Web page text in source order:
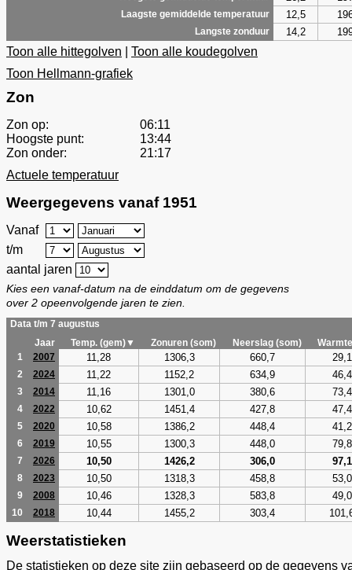
Laagste gemiddelde temperatuur 12,5
Langste zonduur 14,2
Toon alle hittegolven
Toon alle koudegolven
Toon Hellmann-grafiek
Zon
Zon op:
06:11
Hoogste punt:
13:44
Zon onder:
21:17
Actuele temperatuur
Weergegevens vanaf 1951
Vanaf
t/m
aantal jaren
Kies een vanaf-datum na de einddatum om de gegevens
over 2 opeenvolgende jaren te zien.
Data t/m 7 augustus
Jaar
Temp. (gem)▼ Zonuren (som) Neerslag (som)
1
2007 11,28 1306,3 660,7 29,1
2 2024 11,22 1152,2 634,9 46,4
3 2014 11,16 1301,0 380,6 73,4
4 2022 10,62 1451,4 427,8 47,4
5 2020 10,58 1386,2 448,4 41,2
6 2019 10,55 1300,3 448,0 79,8
7 2026 10,50 1426,2 306,0 97,1
8 2023 10,50 1318,3 458,8 53,0
9 2008 10,46 1328,3 583,8 49,0
10 2018 10,44 1455,2 303,4
Weerstatistieken
De statistieken op deze site zijn gebaseerd op de gegevens